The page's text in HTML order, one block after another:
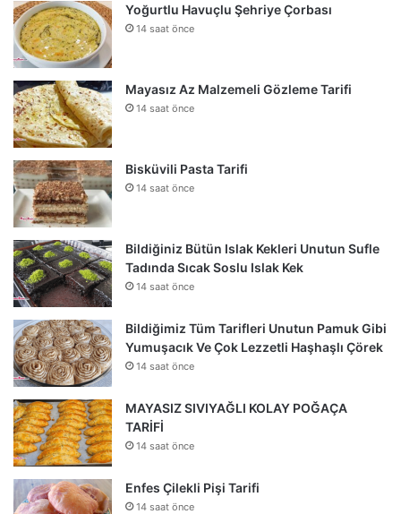
Yoğurtlu Havuçlu Şehriye Çorbası
14 saat önce
Mayasız Az Malzemeli Gözleme Tarifi
14 saat önce
Bisküvili Pasta Tarifi
14 saat önce
Bildiğiniz Bütün Islak Kekleri Unutun Sufle
Tadında Sıcak Soslu Islak Kek
14 saat önce
Bildiğimiz Tüm Tarifleri Unutun Pamuk Gibi
Yumuşacık Ve Çok Lezzetli Haşhaşlı Çörek
14 saat önce
MAYASIZ SIVIYAĞLI KOLAY POĞAÇA
TARİFİ
14 saat önce
Enfes Çilekli Pişi Tarifi
14 saat önce